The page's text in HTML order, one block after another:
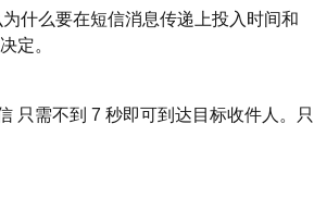
什么要在短信消息传递上投入时间和
定。
只需不到 7 秒即可到达目标收件人。只